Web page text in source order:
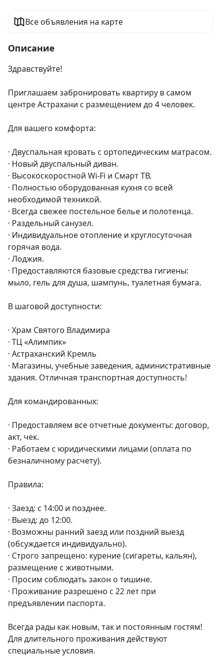
Все объявления на карте
Описание
Здравствуйте!
Приглашаем забронировать квартиру в самом
центре Астрахани с размещением до 4 человек.
Для вашего комфорта:
· Двуспальная кровать с ортопедическим матрасом.
· Новый двуспальный диван.
· Высокоскоростной Wi-Fi и Смарт ТВ.
· Полностью оборудованная кухня со всей
необходимой техникой.
· Всегда свежее постельное белье и полотенца.
· Раздельный санузел.
· Индивидуальное отопление и круглосуточная
горячая вода.
· Лоджия.
· Предоставляются базовые средства гигиены:
мыло, гель для душа, шампунь, туалетная бумага.
В шаговой доступности:
· Храм Святого Владимира
· ТЦ «Алимпик»
· Астраханский Кремль
· Магазины, учебные заведения, административные
здания. Отличная транспортная доступность!
Для командированных:
· Предоставляем все отчетные документы: договор,
акт, чек.
· Работаем с юридическими лицами (оплата по
безналичному расчету).
Правила:
· Заезд: с 14:00 и позднее.
· Выезд: до 12:00.
· Возможны ранний заезд или поздний выезд
(обсуждается индивидуально).
· Строго запрещено: курение (сигареты, кальян),
размещение с животными.
· Просим соблюдать закон о тишине.
· Проживание разрешено с 22 лет при
предъявлении паспорта.
Всегда рады как новым, так и постоянным гостям!
Для длительного проживания действуют
специальные условия.